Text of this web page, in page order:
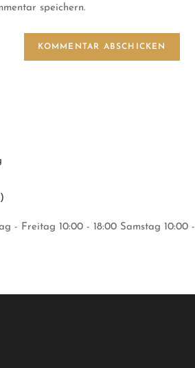
speichern.
- Freitag 10:00 - 18:00 Samstag 10:00 -